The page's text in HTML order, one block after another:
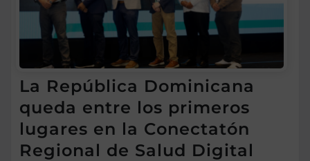
La República Dominicana
queda entre los primeros
lugares en la Conectatón
Regional de Salud Digital